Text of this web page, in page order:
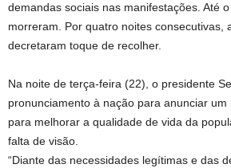
demandas sociais nas manifestações. Até
morreram. Por quatro noites consecutivas,
decretaram toque de recolher.
Na noite de terça-feira (22), o presidente
pronunciamento à nação para anunciar
para melhorar a qualidade de vida da
falta de visão.
“Diante das necessidades legítimas e das